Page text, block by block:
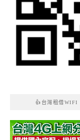
👍台灣租借WIFI